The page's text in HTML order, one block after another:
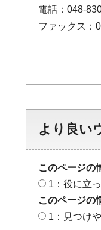
電話：048-
ファックス：
より良い
このページの
1：役に立
このページの
1：見つけ